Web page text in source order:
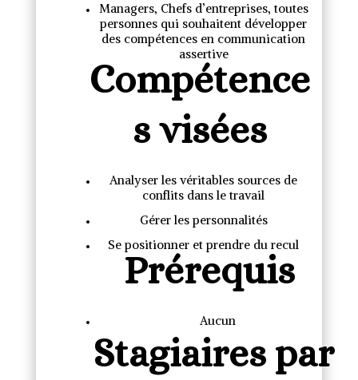
Managers, Chefs d’entreprises, toutes
personnes qui souhaitent développer
des compétences en communication
assertive
Compétence
s visées
Analyser les véritables sources de
conflits dans le travail
Gérer les personnalités
Se positionner et prendre du recul
Prérequis
Aucun
Stagiaires par